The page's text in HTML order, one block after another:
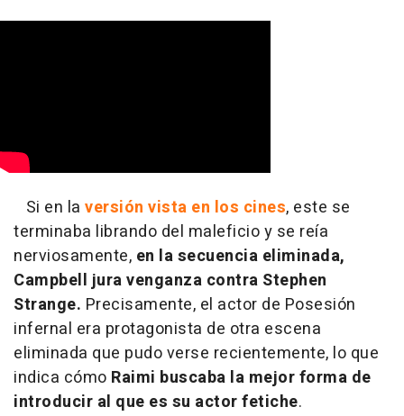
Si en la versión vista en los cines, este se
terminaba librando del maleficio y se reía
nerviosamente, en la secuencia eliminada,
Campbell jura venganza contra Stephen
Strange. Precisamente, el actor de Posesión
infernal era protagonista de otra escena
eliminada que pudo verse recientemente, lo que
indica cómo Raimi buscaba la mejor forma de
introducir al que es su actor fetiche.